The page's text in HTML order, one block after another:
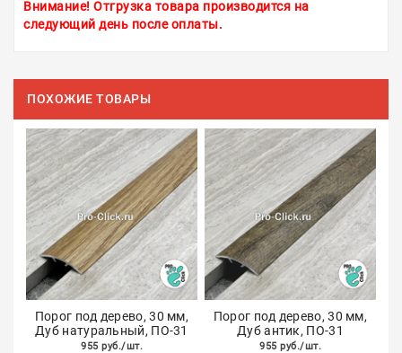
Внимание! Отгрузка товара производится на
следующий день после оплаты.
ПОХОЖИЕ ТОВАРЫ
Порог под дерево, 30 мм,
Дуб натуральный, ПО-31
955 руб./шт.
Порог под дерево, 30 мм,
Дуб антик, ПО-31
955 руб./шт.